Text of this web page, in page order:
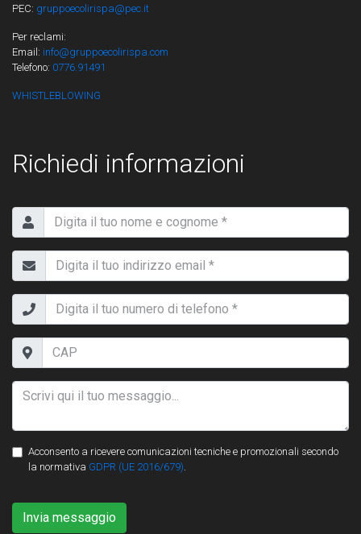
PEC: gruppoecolirispa@pec.it
Per reclami:
Email: info@gruppoecolirispa.com
Telefono: 0776.91491
WHISTLEBLOWING
Richiedi informazioni
Acconsento a ricevere comunicazioni tecniche e promozionali secondo
la normativa GDPR (UE 2016/679)
Invia messaggio